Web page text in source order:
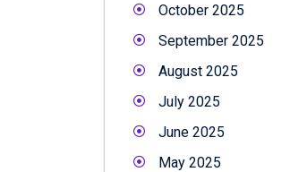
October 2025
September 2025
August 2025
July 2025
June 2025
May 2025